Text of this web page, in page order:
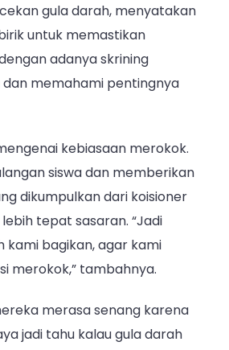
gula darah, menyatakan
untuk memastikan
adanya skrining
memahami pentingnya
kebiasaan merokok.
siswa dan memberikan
dikumpulkan dari koisioner
tepat sasaran. “Jadi
kami bagikan, agar kami
merokok,” tambahnya.
merasa senang karena
jadi tahu kalau gula darah